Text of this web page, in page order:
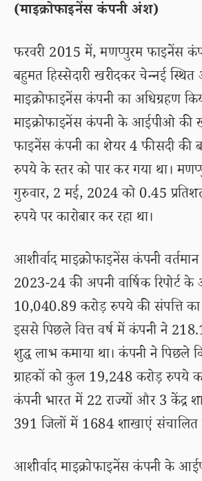
(माइक्रोफाइनेंस कंपनी अंश)
फरवरी 2015 में, मणप्पुरम फाइनेंस
बहुमत हिस्सेदारी खरीदकर चेन्नई स्थित
माइक्रोफाइनेंस कंपनी का अधिग्रहण
माइक्रोफाइनेंस कंपनी के आईपीओ की
फाइनेंस कंपनी का शेयर 4 फीसदी
रुपये के स्तर को पार कर गया था।
गुरुवार, 2 मई, 2024 को 0.45
रुपये पर कारोबार कर रहा था।
आशीर्वाद माइक्रोफाइनेंस कंपनी वर्तमान
2023-24 की अपनी वार्षिक रिपोर्ट के
10,040.89 करोड़ रुपये की संपत्ति का
इससे पिछले वित्त वर्ष में कंपनी ने
शुद्ध लाभ कमाया था। कंपनी ने पिछले
ग्राहकों को कुल 19,248 करोड़ रुपये
कंपनी भारत में 22 राज्यों और 3 केंद्र
391 जिलों में 1684 शाखाएं संचालित
आशीर्वाद माइक्रोफाइनेंस कंपनी के